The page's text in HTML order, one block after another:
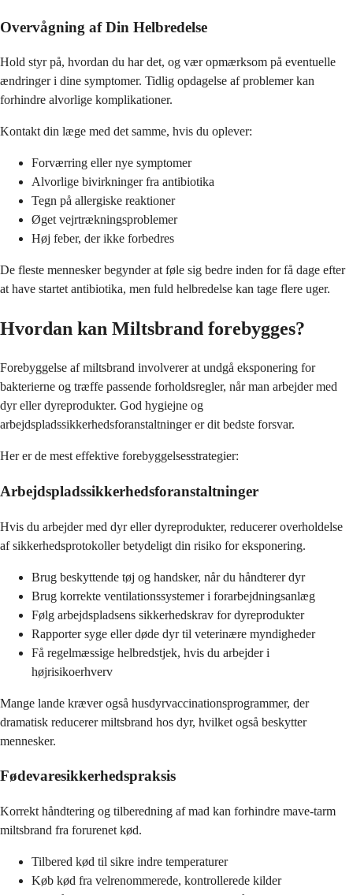
Overvågning af Din Helbredelse
Hold styr på, hvordan du har det, og vær opmærksom på eventuelle
ændringer i dine symptomer. Tidlig opdagelse af problemer kan
forhindre alvorlige komplikationer.
Kontakt din læge med det samme, hvis du oplever:
Forværring eller nye symptomer
Alvorlige bivirkninger fra antibiotika
Tegn på allergiske reaktioner
Øget vejrtrækningsproblemer
Høj feber, der ikke forbedres
De fleste mennesker begynder at føle sig bedre inden for få dage efter
at have startet antibiotika, men fuld helbredelse kan tage flere uger.
Hvordan kan Miltsbrand forebygges?
Forebyggelse af miltsbrand involverer at undgå eksponering for
bakterierne og træffe passende forholdsregler, når man arbejder med
dyr eller dyreprodukter. God hygiejne og
arbejdspladssikkerhedsforanstaltninger er dit bedste forsvar.
Her er de mest effektive forebyggelsesstrategier:
Arbejdspladssikkerhedsforanstaltninger
Hvis du arbejder med dyr eller dyreprodukter, reducerer overholdelse
af sikkerhedsprotokoller betydeligt din risiko for eksponering.
Brug beskyttende tøj og handsker, når du håndterer dyr
Brug korrekte ventilationssystemer i forarbejdningsanlæg
Følg arbejdspladsens sikkerhedskrav for dyreprodukter
Rapporter syge eller døde dyr til veterinære myndigheder
Få regelmæssige helbredstjek, hvis du arbejder i
højrisikoerhverv
Mange lande kræver også husdyrvaccinationsprogrammer, der
dramatisk reducerer miltsbrand hos dyr, hvilket også beskytter
mennesker.
Fødevaresikkerhedspraksis
Korrekt håndtering og tilberedning af mad kan forhindre mave-tarm
miltsbrand fra forurenet kød.
Tilbered kød til sikre indre temperaturer
Køb kød fra velrenommerede, kontrollerede kilder